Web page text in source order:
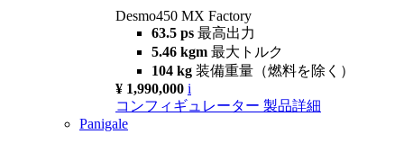
Desmo450 MX Factory
63.5 ps 最高出力
5.46 kgm 最大トルク
104 kg 装備重量（燃料を除く）
¥ 1,990,000 i
コンフィギュレーター 製品詳細
Panigale